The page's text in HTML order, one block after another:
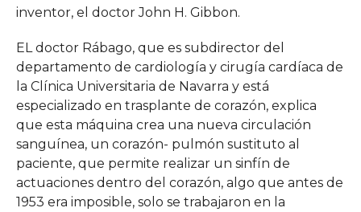
inventor, el doctor John H. Gibbon.
EL doctor Rábago, que es subdirector del
departamento de cardiología y cirugía cardíaca de
la Clínica Universitaria de Navarra y está
especializado en trasplante de corazón, explica
que esta máquina crea una nueva circulación
sanguínea, un corazón- pulmón sustituto al
paciente, que permite realizar un sinfín de
actuaciones dentro del corazón, algo que antes de
1953 era imposible, solo se trabajaron en la